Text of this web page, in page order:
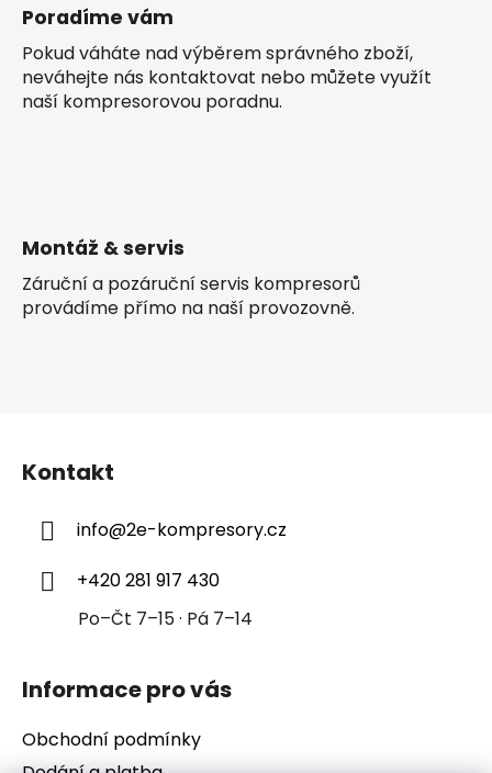
Poradíme vám
Pokud váháte nad výběrem správného zboží,
neváhejte nás kontaktovat nebo můžete využít
naší kompresorovou poradnu.
Montáž & servis
Záruční a pozáruční servis kompresorů
provádíme přímo na naší provozovně.
Kontakt
info@2e-kompresory.cz
+420 281 917 430
Po–Čt 7–15 · Pá 7–14
Informace pro vás
Obchodní podmínky